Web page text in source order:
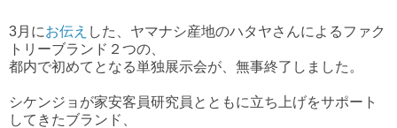
3月にお伝え した、 ヤマナシ産地のハタヤさんによるファク
トリーブランド２つの、
都内で初めてとなる単独展示会が、無事終了しました。
シケンジョが家安客員研究員とともに立ち上げをサポート
してきたブランド、